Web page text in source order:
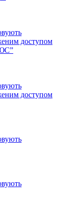
доступом
доступом